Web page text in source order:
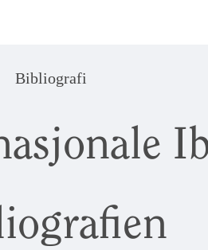
Bibliografi